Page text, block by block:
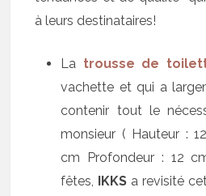
à leurs destinataires!
La trousse de
vachette et qui a
contenir tout le
monsieur ( Hauteur :
cm Profondeur : 12
fêtes, IKKS a revisité